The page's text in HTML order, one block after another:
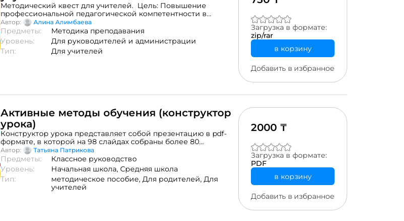
Методический квест для учителей. Цель: Повышение
профессиональной педагогической компетентности в
условиях обновления содержания образования. Состоит из 5
заданий. Формат работы: групповая работа. Направлен на
развитие творческого потенциала, повышение
профессиональной компетентности.
Автор: Алина Алимбаева
Предметы:
Методика преподавания
Уровень:
Для руководителей и администрации
Тип:
Для учителей
Загрузка в формате:
zip/rar
в корзину
Добавить в избранное
Активные методы обучения (конструктор
урока)
Конструктор урока представляет собой презентацию в pdf-
формате, в которой на 98 слайдах собраны более 80
различных активных методов обучения, сгруппированных по
видам деятельности на уроке. Конструктор максимально
универсален. Примеры использования методов приведены
из различных предметных областей. Будет полезен педагогам
всех уровней образования. Даже педагог дошкольного
образования найдет в конструкторе много интересного.
Автор: Татьяна Патрикова
Предметы:
Классное руководство
Уровень:
Начальная школа, Средняя школа
Тип:
методическое пособие, Для родителей, Для
учителей
2000 ₸
Загрузка в формате:
PDF
в корзину
Добавить в избранное